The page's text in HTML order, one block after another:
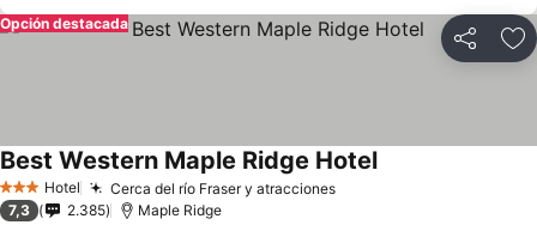
Compartir
Opción destacada
3 Estrellas
Hotel Cerca del río Fraser y atracciones
Best Western Maple Ridge Hotel
7,3 2.385 Maple Ridge